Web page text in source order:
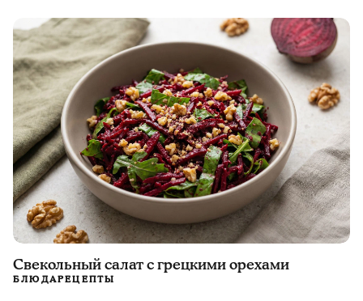
Свекольный салат с грецкими орехами
БЛЮДАРЕЦЕПТЫ